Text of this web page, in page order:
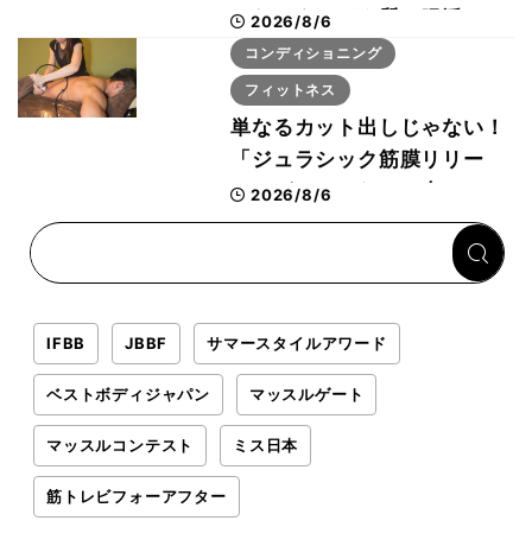
さないタンパク質＆腸活コン
ボ
2026/8/6
コンディショニング
フィットネス
単なるカット出しじゃない！
「ジュラシック筋膜リリー
ス」が口コミだけで大ヒット
した納得の理由 木澤大祐が
2026/8/6
IFBB JBBF サマースタイルアワード
ベストボディジャパン マッスルゲート
マッスルコンテスト ミス日本
筋トレビフォーアフター